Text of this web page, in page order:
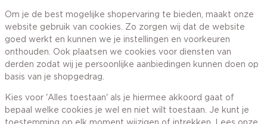
Service
Wij zijn Cotton Club
Topcategorieën voor jou
Om je de best mogelijke shopervaring te bieden, maakt onze
website gebruik van cookies. Zo zorgen wij dat de website
goed werkt en kunnen we je instellingen en voorkeuren
onthouden. Ook plaatsen we cookies voor diensten van
derden zodat wij je persoonlijke aanbiedingen kunnen doen op
basis van je shopgedrag.
Kies voor 'Alles toestaan' als je hiermee akkoord gaat of
bepaal welke cookies je wel en niet wilt toestaan. Je kunt je